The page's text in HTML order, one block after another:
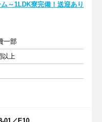
～1LDK寮完備！送迎あり
一部
以上